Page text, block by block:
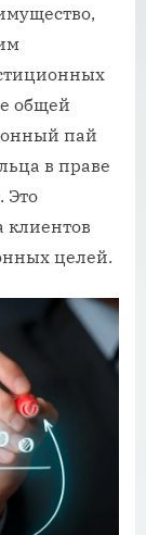
общей
пай
в праве
Это
клиентов
целей.